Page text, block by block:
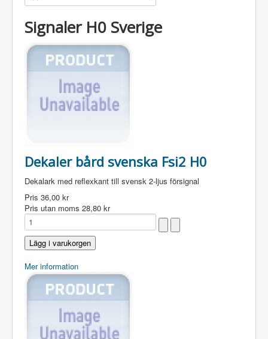
Signaler H0 Sverige
Dekaler bård svenska Fsi2 H0
Dekalark med reflexkant till svensk 2-ljus försignal
Pris 36,00 kr
Pris utan moms 28,80 kr
Mer information